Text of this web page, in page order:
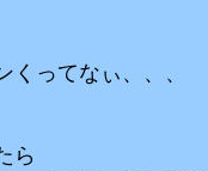
ってなぃ、、、
ら